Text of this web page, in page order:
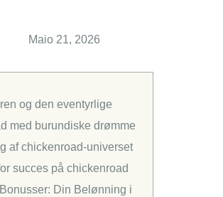
Maio 21, 2026
og den eventyrlige
med burundiske drømme
af chickenroad-universet
succes på chickenroad
Din Belønning i